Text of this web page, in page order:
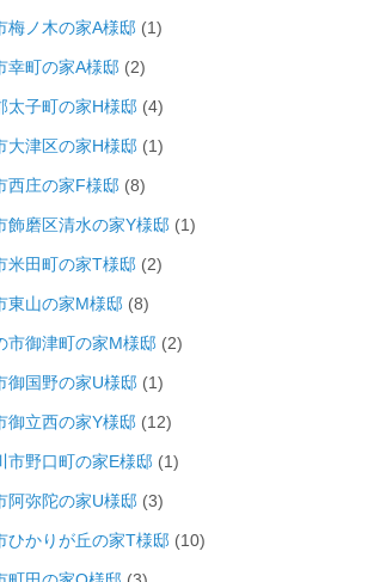
梅ノ木の家A様邸 (1)
幸町の家A様邸 (2)
太子町の家H様邸 (4)
大津区の家H様邸 (1)
西庄の家F様邸 (8)
飾磨区清水の家Y様邸 (1)
米田町の家T様邸 (2)
東山の家M様邸 (8)
市御津町の家M様邸 (2)
御国野の家U様邸 (1)
御立西の家Y様邸 (12)
市野口町の家E様邸 (1)
阿弥陀の家U様邸 (3)
ひかりが丘の家T様邸 (10)